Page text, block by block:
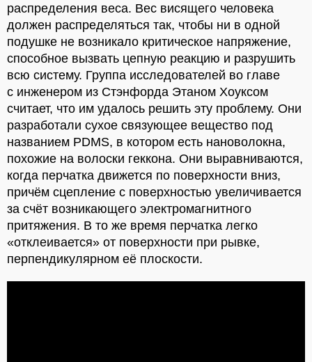
распределения веса. Вес висящего человека
должен распределяться так, чтобы ни в одной
подушке не возникало критическое напряжение,
способное вызвать цепную реакцию и разрушить
всю систему. Группа исследователей во главе
с инженером из Стэнфорда Этаном Хоуксом
считает, что им удалось решить эту проблему. Они
разработали сухое связующее вещество под
названием PDMS, в котором есть нановолокна,
похожие на волоски геккона. Они выравниваются,
когда перчатка движется по поверхности вниз,
причём сцепление с поверхностью увеличивается
за счёт возникающего электромагнитного
притяжения. В то же время перчатка легко
«отклеивается» от поверхности при рывке,
перпендикулярном её плоскости.